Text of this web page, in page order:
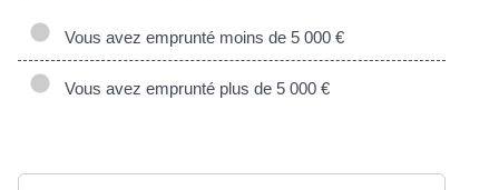
Vous avez emprunté moins de 5 000 €
Vous avez emprunté plus de 5 000 €